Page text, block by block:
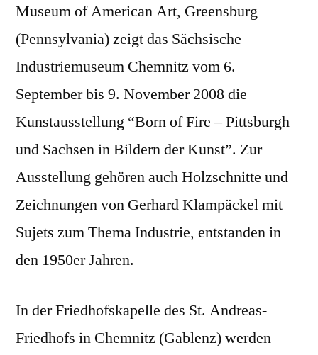
Museum of American Art, Greensburg
(Pennsylvania) zeigt das Sächsische
Industriemuseum Chemnitz vom 6.
September bis 9. November 2008 die
Kunstausstellung “Born of Fire – Pittsburgh
und Sachsen in Bildern der Kunst”. Zur
Ausstellung gehören auch Holzschnitte und
Zeichnungen von Gerhard Klampäckel mit
Sujets zum Thema Industrie, entstanden in
den 1950er Jahren.
In der Friedhofskapelle des St. Andreas-
Friedhofs in Chemnitz (Gablenz) werden